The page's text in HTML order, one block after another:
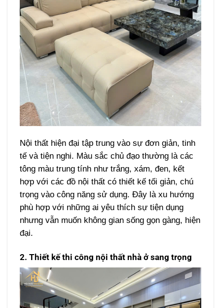
Nội thất hiện đại tập trung vào sự đơn giản, tinh
tế và tiện nghi. Màu sắc chủ đạo thường là các
tông màu trung tính như trắng, xám, đen, kết
hợp với các đồ nội thất có thiết kế tối giản, chú
trọng vào công năng sử dụng. Đây là xu hướng
phù hợp với những ai yêu thích sự tiện dụng
nhưng vẫn muốn không gian sống gọn gàng, hiện
đại.
2. Thiết kế thi công nội thất nhà ở sang trọng